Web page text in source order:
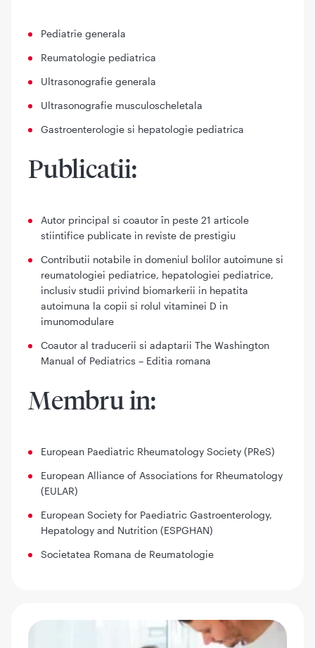
Pediatrie generala
Reumatologie pediatrica
Ultrasonografie generala
Ultrasonografie musculoscheletala
Gastroenterologie si hepatologie pediatrica
Publicatii:
Autor principal si coautor în peste 21 articole
stiintifice publicate in reviste de prestigiu
Contributii notabile in domeniul bolilor autoimune si
reumatologiei pediatrice, hepatologiei pediatrice,
inclusiv studii privind biomarkerii in hepatita
autoimuna la copii si rolul vitaminei D in
imunomodulare
Coautor al traducerii si adaptarii The Washington
Manual of Pediatrics – Editia romana
Membru in:
European Paediatric Rheumatology Society (PReS)
European Alliance of Associations for Rheumatology
(EULAR)
European Society for Paediatric Gastroenterology,
Hepatology and Nutrition (ESPGHAN)
Societatea Romana de Reumatologie